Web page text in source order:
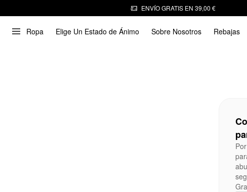
ENVÍO GRATIS EN 39,00 €
Ropa Elige Un Estado de Ánimo Sobre Nosotros Rebajas